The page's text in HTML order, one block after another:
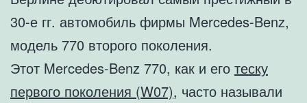
30-е гг. автомобиль фирмы Mercedes-Benz,
модель 770 второго поколения.
Этот Mercedes-Benz 770, как и его теску
первого поколения (W07), часто называли